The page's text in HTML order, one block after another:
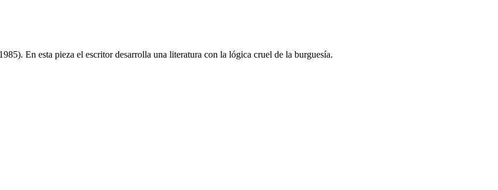
En esta pieza el escritor desarrolla una literatura con la lógica cruel de la burguesía.